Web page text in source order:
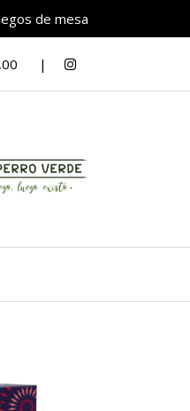
de mesa